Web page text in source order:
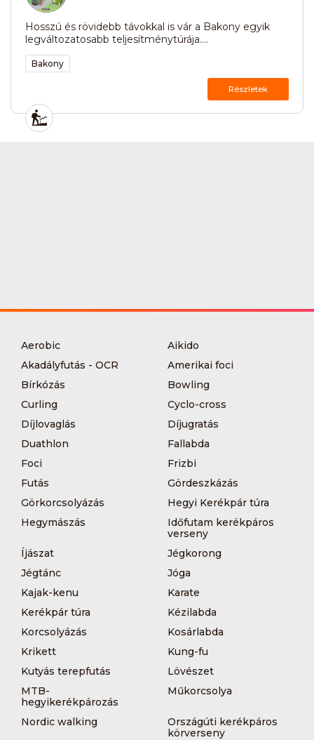
Hosszú és rövidebb távokkal is vár a Bakony egyik
legváltozatosabb teljesítménytúrája....
Bakony
Részletek
Aerobic
Aikido
Akadályfutás - OCR
Amerikai foci
Bírkózás
Bowling
Curling
Cyclo-cross
Díjlovaglás
Díjugratás
Duathlon
Fallabda
Foci
Frizbi
Futás
Gördeszkázás
Görkorcsolyázás
Hegyi Kerékpár túra
Hegymászás
Időfutam kerékpáros
verseny
Íjászat
Jégkorong
Jégtánc
Jóga
Kajak-kenu
Karate
Kerékpár túra
Kézilabda
Korcsolyázás
Kosárlabda
Krikett
Kung-fu
Kutyás terepfutás
Lövészet
MTB-
hegyikerékpározás
Műkorcsolya
Nordic walking
Országúti kerékpáros
körverseny